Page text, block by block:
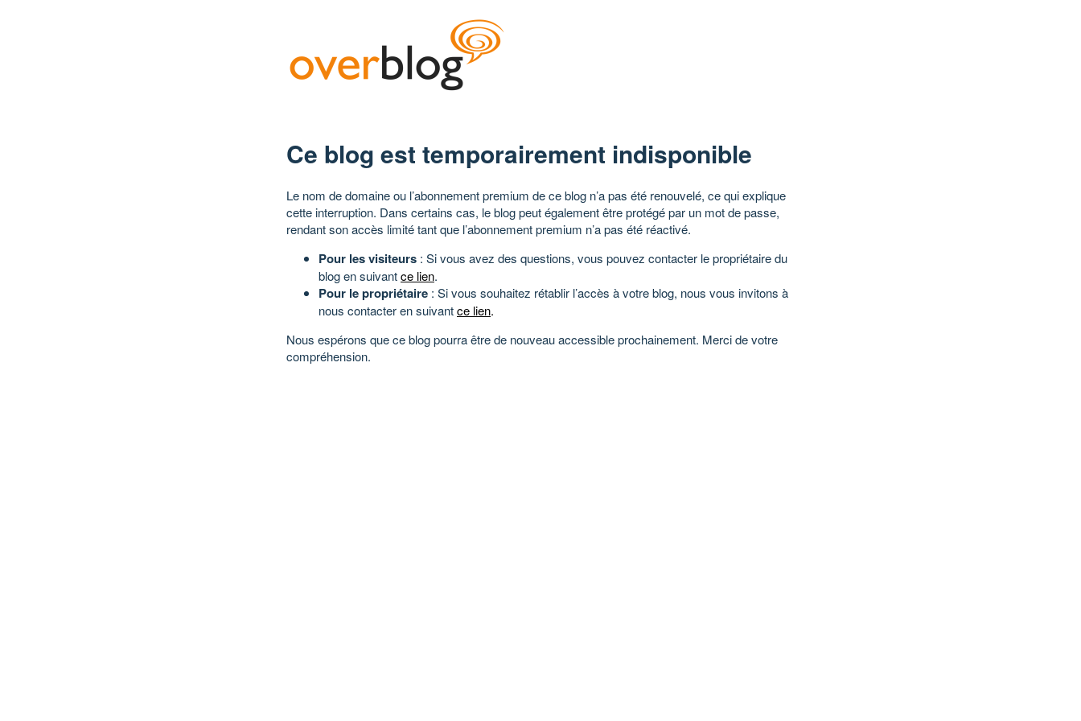
Ce blog est temporairement indisponible
Le nom de domaine ou l’abonnement premium de ce blog n’a pas été renouvelé, ce qui explique
cette interruption. Dans certains cas, le blog peut également être protégé par un mot de passe,
rendant son accès limité tant que l’abonnement premium n’a pas été réactivé.
Pour les visiteurs : Si vous avez des questions, vous pouvez contacter le propriétaire du
blog en suivantce lien.
Pour le propriétaire : Si vous souhaitez rétablir l’accès à votre blog, nous vous invitons à
nous contacter en suivantce lien.
Nous espérons que ce blog pourra être de nouveau accessible prochainement. Merci de votre
compréhension.